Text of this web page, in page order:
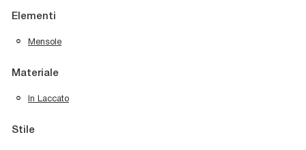
Elementi
Mensole
Materiale
In Laccato
Stile